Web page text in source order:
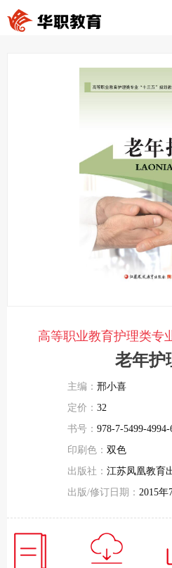
高等职业教育护理类专
老年护
主编： 邢小喜
定价： 32
书号： 978-7-5499-4994-
印刷色： 双色
出版社： 江苏凤凰教育
出版/修订日期： 2015年